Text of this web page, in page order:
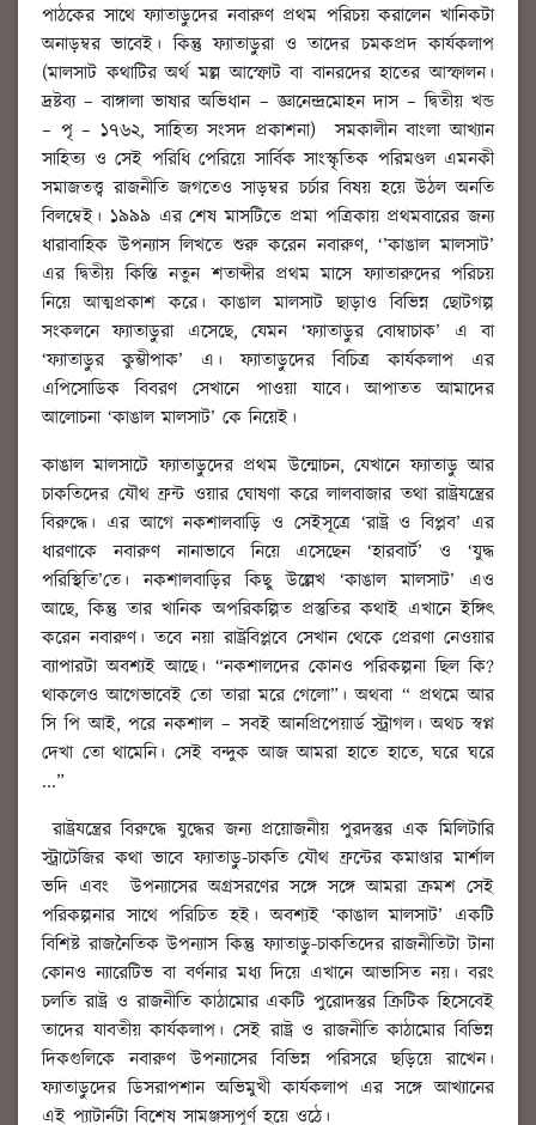
পাঠকের সাথে ফ্যাতাড়ুদের নবারুণ প্রথম পরিচয় করালেন খানিকটা
অনাড়ম্বর ভাবেই। কিন্তু ফ্যাতাড়ুরা ও তাদের চমকপ্রদ কার্যকলাপ
(মালসাট কথাটির অর্থ মল্ল আস্ফোট বা বানরদের হাতের আস্ফালন।
দ্রষ্টব্য – বাঙ্গালা ভাষার অভিধান – জ্ঞানেন্দ্রমোহন দাস – দ্বিতীয় খন্ড
– পৃ – ১৭৬২, সাহিত্য সংসদ প্রকাশনা) সমকালীন বাংলা আখ্যান
সাহিত্য ও সেই পরিধি পেরিয়ে সার্বিক সাংস্কৃতিক পরিমণ্ডল এমনকী
সমাজতত্ত্ব রাজনীতি জগতেও সাড়ম্বর চর্চার বিষয় হয়ে উঠল অনতি
বিলম্বেই। ১৯৯৯ এর শেষ মাসটিতে প্রমা পত্রিকায় প্রথমবারের জন্য
ধারাবাহিক উপন্যাস লিখতে শুরু করেন নবারুণ, ‘’কাঙাল মালসাট’
এর দ্বিতীয় কিস্তি নতুন শতাব্দীর প্রথম মাসে ফ্যাতারুদের পরিচয়
নিয়ে আত্মপ্রকাশ করে। কাঙাল মালসাট ছাড়াও বিভিন্ন ছোটগল্প
সংকলনে ফ্যাতাড়ুরা এসেছে, যেমন ‘ফ্যাতাড়ুর বোম্বাচাক’ এ বা
‘ফ্যাতাড়ুর কুম্ভীপাক’ এ। ফ্যাতাড়ুদের বিচিত্র কার্যকলাপ এর
এপিসোডিক বিবরণ সেখানে পাওয়া যাবে। আপাতত আমাদের
আলোচনা ‘কাঙাল মালসাট’ কে নিয়েই।
কাঙাল মালসাটে ফ্যাতাড়ুদের প্রথম উন্মোচন, যেখানে ফ্যাতাড়ু আর
চাকতিদের যৌথ ফ্রন্ট ওয়ার ঘোষণা করে লালবাজার তথা রাষ্ট্রযন্ত্রের
বিরুদ্ধে। এর আগে নকশালবাড়ি ও সেইসূত্রে ‘রাষ্ট্র ও বিপ্লব’ এর
ধারণাকে নবারুণ নানাভাবে নিয়ে এসেছেন ‘হারবার্ট’ ও ‘যুদ্ধ
পরিস্থিতি’তে। নকশালবাড়ির কিছু উল্লেখ ‘কাঙাল মালসাট’ এও
আছে, কিন্তু তার খানিক অপরিকল্পিত প্রস্তুতির কথাই এখানে ইঙ্গিৎ
করেন নবারুণ। তবে নয়া রাষ্ট্রবিপ্লবে সেখান থেকে প্রেরণা নেওয়ার
ব্যাপারটা অবশ্যই আছে। “নকশালদের কোনও পরিকল্পনা ছিল কি?
থাকলেও আগেভাবেই তো তারা মরে গেলো”। অথবা “ প্রথমে আর
সি পি আই, পরে নকশাল – সবই আনপ্রিপেয়ার্ড স্ট্রাগল। অথচ স্বপ্ন
দেখা তো থামেনি। সেই বন্দুক আজ আমরা হাতে হাতে, ঘরে ঘরে
...”
রাষ্ট্রযন্ত্রের বিরুদ্ধে যুদ্ধের জন্য প্রয়োজনীয় পুরদস্তুর এক মিলিটারি
স্ট্রাটেজির কথা ভাবে ফ্যাতাড়ু-চাকতি যৌথ ফ্রন্টের কমাণ্ডার মার্শাল
ভদি এবং উপন্যাসের অগ্রসরণের সঙ্গে সঙ্গে আমরা ক্রমশ সেই
পরিকল্পনার সাথে পরিচিত হই। অবশ্যই ‘কাঙাল মালসাট’ একটি
বিশিষ্ট রাজনৈতিক উপন্যাস কিন্তু ফ্যাতাড়ু-চাকতিদের রাজনীতিটা টানা
কোনও ন্যারেটিভ বা বর্ণনার মধ্য দিয়ে এখানে আভাসিত নয়। বরং
চলতি রাষ্ট্র ও রাজনীতি কাঠামোর একটি পুরোদস্তুর ক্রিটিক হিসেবেই
তাদের যাবতীয় কার্যকলাপ। সেই রাষ্ট্র ও রাজনীতি কাঠামোর বিভিন্ন
দিকগুলিকে নবারুণ উপন্যাসের বিভিন্ন পরিসরে ছড়িয়ে রাখেন।
ফ্যাতাড়ুদের ডিসরাপশান অভিমুখী কার্যকলাপ এর সঙ্গে আখ্যানের
এই প্যাটার্নটা বিশেষ সামঞ্জস্যপূর্ণ হয়ে ওঠে।